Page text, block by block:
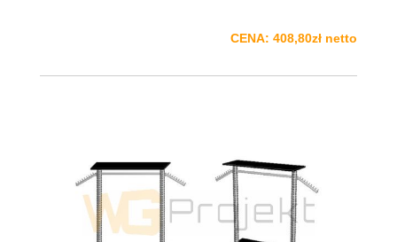
CENA: 408,80zł netto